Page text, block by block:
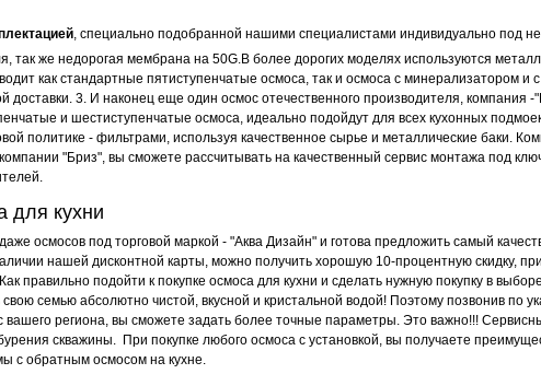
, специально подобранной нашими специалистами индивидуально под
так же недорогая мембрана на 50G.В более дорогих моделях используются
как стандартные пятиступенчатые осмоса, так и осмоса с минерализатором
доставки. 3. И наконец еще один осмос отечественного производителя,
и шестиступенчатые осмоса, идеально подойдут для всех кухонных
политике - фильтрами, используя качественное сырье и металлические баки.
"Бриз", вы сможете рассчитывать на качественный сервис монтажа под
для кухни
осмосов под торговой маркой - "Аква Дизайн" и готова предложить самый
нашей дисконтной карты, можно получить хорошую 10-процентную скидку,
правильно подойти к покупке осмоса для кухни и сделать нужную покупку в
семью абсолютно чистой, вкусной и кристальной водой! Поэтому позвонив по
региона, вы сможете задать более точные параметры. Это важно!!!
скважины. При покупке любого осмоса с установкой, вы получаете
с обратным осмосом на кухне.